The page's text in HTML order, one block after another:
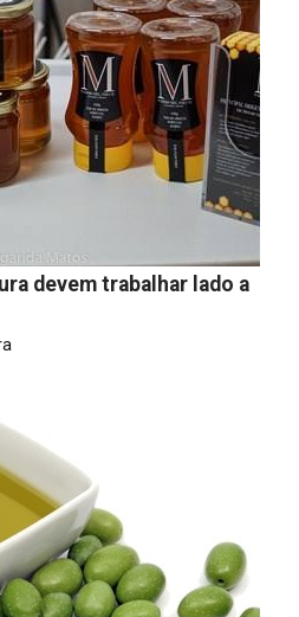
devem trabalhar lado a